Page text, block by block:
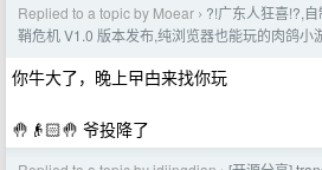
Replied to a topic by Moear › ?!广东人狂喜!?,
鞘危机 V1.0 版本发布,纯浏览器也能玩的肉鸽小
你牛大了，晚上曱甴来找你玩
🤚👴🏻🤚 爷投降了